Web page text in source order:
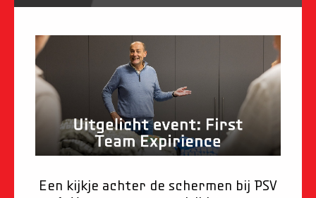
Een kijkje achter de schermen bij PSV